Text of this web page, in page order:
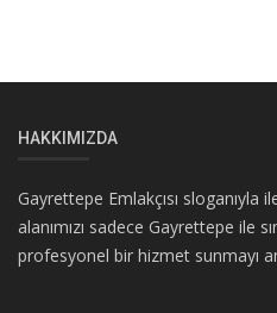
HAKKIMIZDA
Gayrettepe Emlakçısı sloganıyla
alanımızı sadece Gayrettepe ile
profesyonel bir hizmet sunmayı